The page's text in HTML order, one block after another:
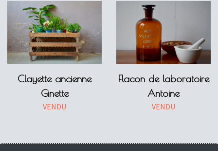
Clayette ancienne
Ginette
VENDU
Flacon de laboratoire
Antoine
VENDU